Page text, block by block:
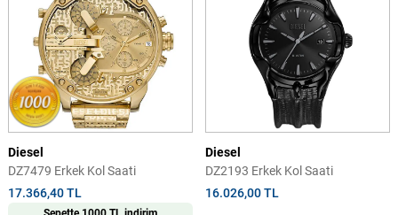
Diesel
DZ7479 Erkek Kol Saati
17.366,40 TL
Diesel
DZ2193 Erkek Kol Saati
16.026,00 TL